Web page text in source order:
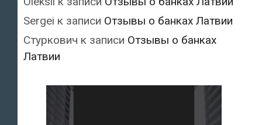
Sergei к записи Отзывы о банках Латвии
Стуркович к записи Отзывы о банках
Латвии